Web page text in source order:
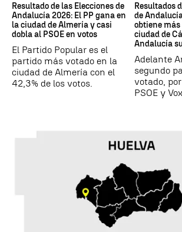
Resultado de las Elecciones de
Andalucía 2026: El PP gana en
la ciudad de Almería y casi
dobla al PSOE en votos
El Partido Popular es el
partido más votado en la
ciudad de Almería con el
42,3% de los votos.
Resultados
de
obtiene
ciudad de
Andalucía
Adelante
segundo
votado,
PSOE y Vox